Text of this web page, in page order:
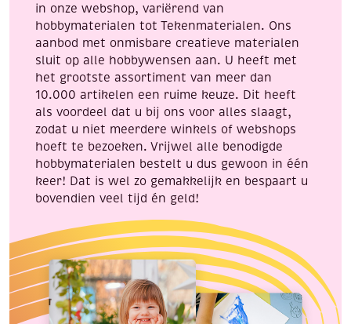
in onze webshop, variërend van
hobbymaterialen tot Tekenmaterialen. Ons
aanbod met onmisbare creatieve materialen
sluit op alle hobbywensen aan. U heeft met
het grootste assortiment van meer dan
10.000 artikelen een ruime keuze. Dit heeft
als voordeel dat u bij ons voor alles slaagt,
zodat u niet meerdere winkels of webshops
hoeft te bezoeken. Vrijwel alle benodigde
hobbymaterialen bestelt u dus gewoon in één
keer! Dat is wel zo gemakkelijk en bespaart u
bovendien veel tijd én geld!